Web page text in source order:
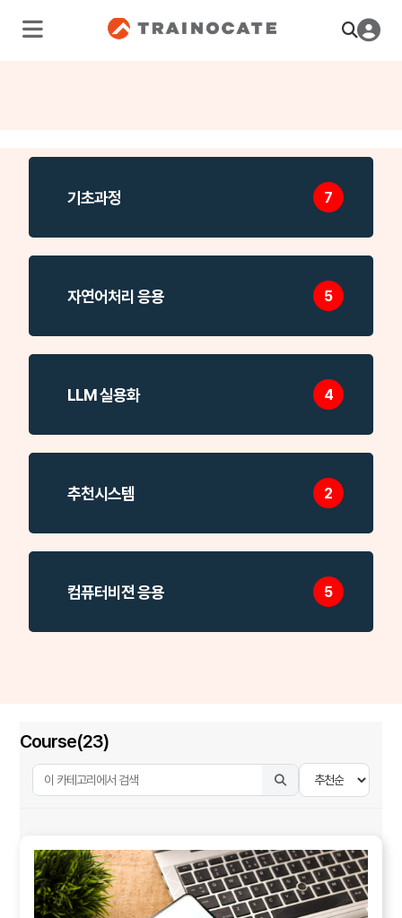
기초과정 7
자연어처리 응용 5
LLM 실용화 4
추천시스템 2
컴퓨터비젼 응용 5
Course(23)